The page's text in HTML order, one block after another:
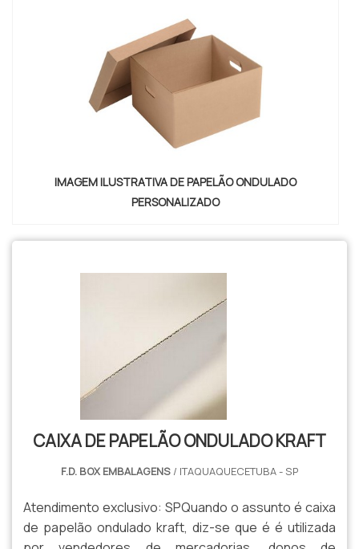
IMAGEM ILUSTRATIVA DE PAPELÃO ONDULADO
PERSONALIZADO
CAIXA DE PAPELÃO ONDULADO KRAFT
F.D. BOX EMBALAGENS/ ITAQUAQUECETUBA - SP
Atendimento exclusivo: SPQuando o assunto é caixa
de papelão ondulado kraft, diz-se que é é utilizada